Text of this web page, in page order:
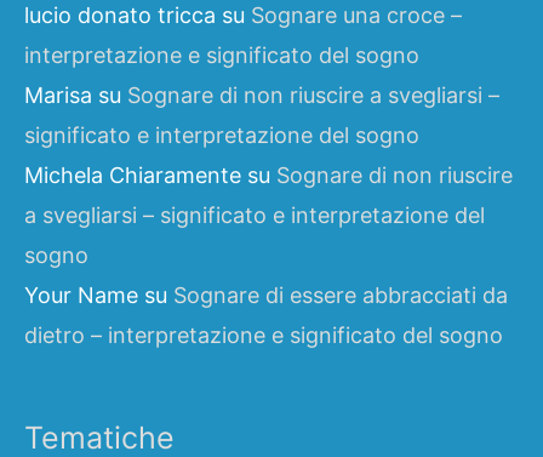
lucio donato tricca su Sognare una croce –
interpretazione e significato del sogno
Marisa su Sognare di non riuscire a svegliarsi –
significato e interpretazione del sogno
Michela Chiaramente su Sognare di non riuscire
a svegliarsi – significato e interpretazione del
sogno
Your Name su Sognare di essere abbracciati da
dietro – interpretazione e significato del sogno
Tematiche